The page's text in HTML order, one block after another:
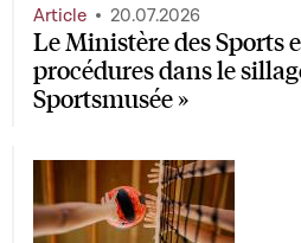
Le Ministère des Sports
procédures dans le
Sportsmusée »
Article 20.07.2026